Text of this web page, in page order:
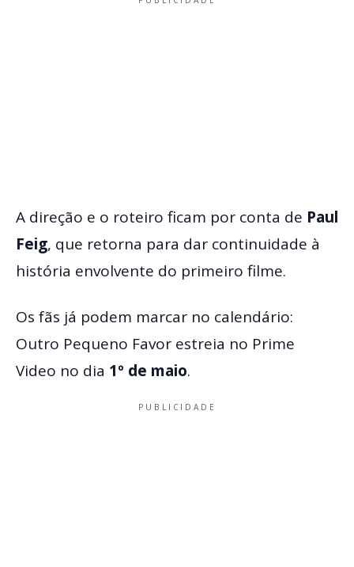
A direção e o roteiro ficam por conta de Paul
Feig, que retorna para dar continuidade à
história envolvente do primeiro filme.
Os fãs já podem marcar no calendário:
Outro Pequeno Favor estreia no Prime
Video no dia 1º de maio.
PUBLICIDADE